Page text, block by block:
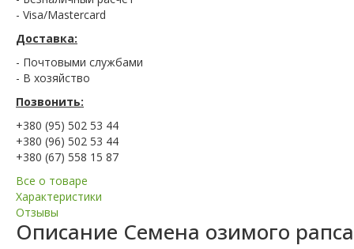
- Visa/Mastercard
Доставка:
- Почтовыми службами
- В хозяйство
Позвонить:
+380 (95) 502 53 44
+380 (96) 502 53 44
+380 (67) 558 15 87
Все о товаре
Характеристики
Отзывы
Описание Семена озимого